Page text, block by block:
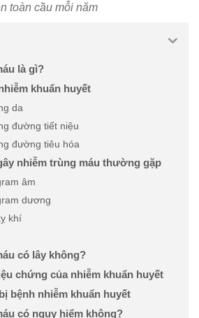
toàn cầu mỗi năm
là gì?
khuẩn huyết
da
đường tiết niệu
đường tiêu hóa
nhiễm trùng máu thường gặp
âm
dương
khí
có lây không?
chứng của nhiễm khuẩn huyết
bệnh nhiễm khuẩn huyết
có nguy hiểm không?